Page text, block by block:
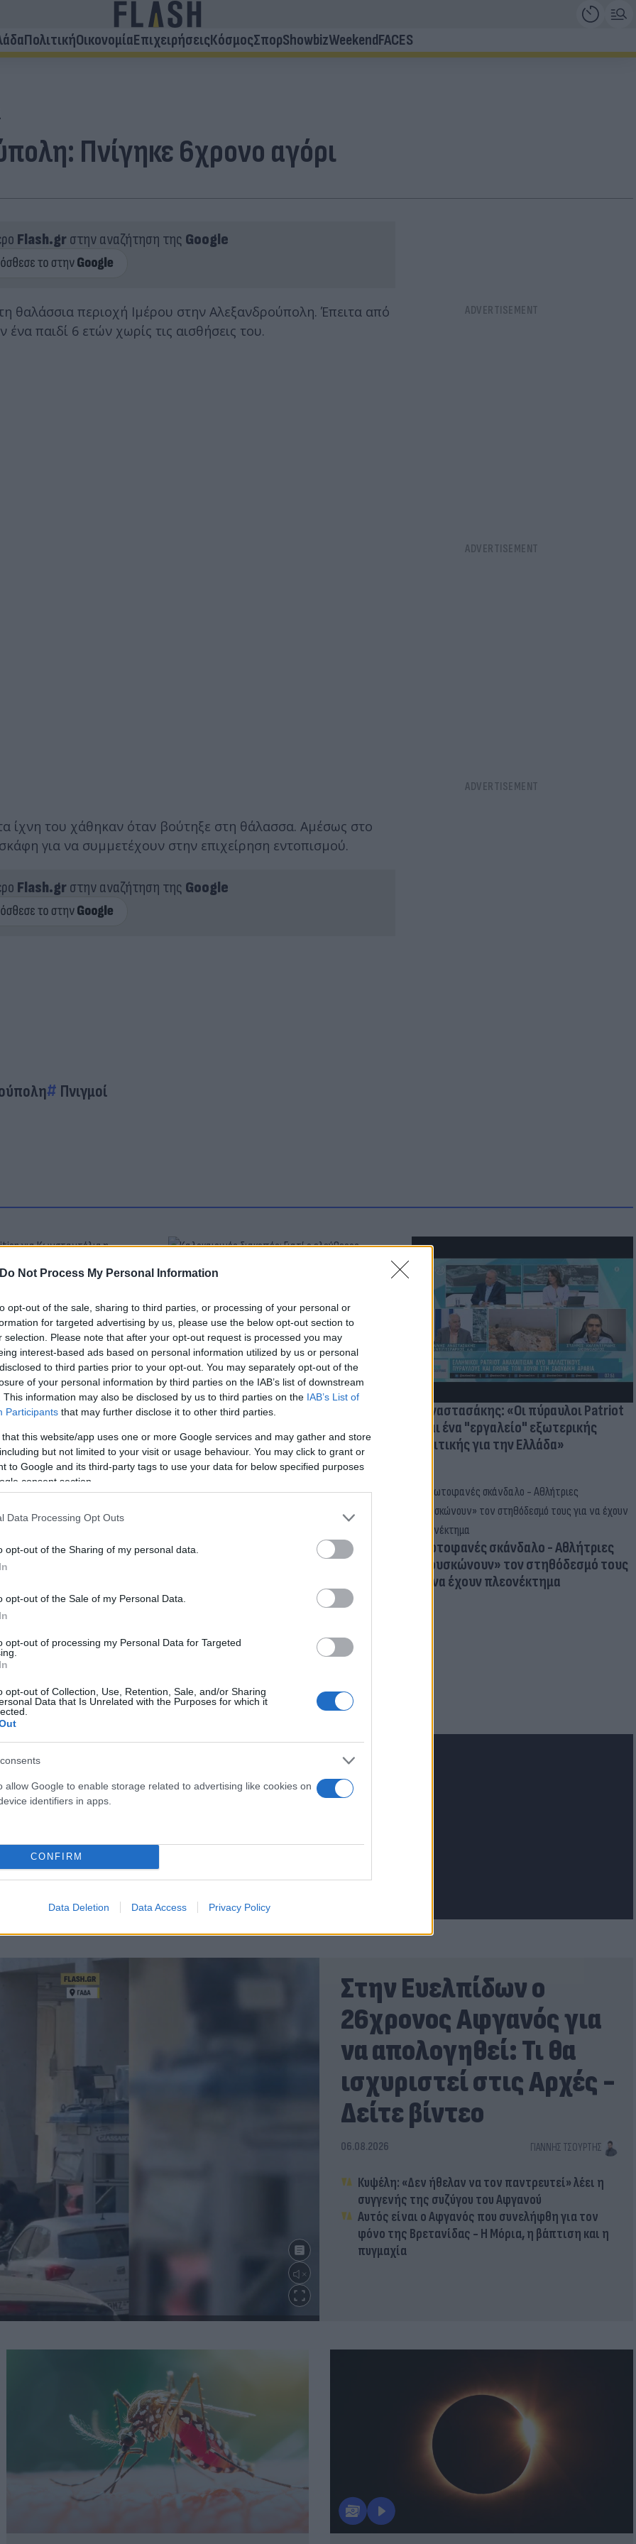
Do Not Process My Personal Information
opt-out of the sale, sharing to third parties, or processing of your personal or
for targeted advertising by us, please use the below opt-out section to
selection. Please note that after your opt-out request is processed you may
interest-based ads based on personal information utilized by us or personal
to third parties prior to your opt-out. You may separately opt-out of the
of your personal information by third parties on the IAB’s list of downstream
This information may also be disclosed by us to third parties on the IAB’s List of
Participants that may further disclose it to other third parties.
that this website/app uses one or more Google services and may gather and store
but not limited to your visit or usage behaviour. You may click to grant or
to Google and its third-party tags to use your data for below specified purposes
consent section.
Data Processing Opt Outs
opt-out of the Sharing of my personal data.
opt-out of the Sale of my Personal Data.
opt-out of processing my Personal Data for Targeted
opt-out of Collection, Use, Retention, Sale, and/or Sharing
Data that Is Unrelated with the Purposes for which it
allow Google to enable storage related to advertising like cookies on
identifiers in apps.
CONFIRM
Data Deletion Data Access Privacy Policy
ΠολιτικήΟικονομίαΕπιχειρήσειςΚόσμοςΣπορShowbizWeekendFACES
Πνίγηκε 6χρονο αγόρι
Flash.grστην αναζήτηση της Google
θαλάσσια περιοχή Ιμέρου στην Αλεξανδρούπολη. Έπειτα από
ένα παιδί 6 ετών χωρίς τις αισθήσεις του.
ίχνη του χάθηκαν όταν βούτηξε στη θάλασσα. Αμέσως στο
για να συμμετέχουν στην επιχείρηση εντοπισμού.
Flash.grστην αναζήτηση της Google
Πνιγμοί
για Κωνσταντέλια
Καλοκαιρινές διακοπές: Γιατί ο
ελεύθερος χρόνος είναι απαραίτητος
για την ψυχική υγεία των παιδιών
Γ. Αναστασάκης: «Οι πύραυλοι Patriot
είναι ένα "εργαλείο" εξωτερικής
πολιτικής για την Ελλάδα»
για τον καρκίνο των
θεραπεία και
τον όγκο
Νέο ράλι ανόδου στα καύσιμα: Πού
αμόλυβδη και ντίζελ
Πρωτοφανές σκάνδαλο - Aθλήτριες
«φουσκώνουν» τον στηθόδεσμό τους
για να έχουν πλεονέκτημα
μην μένεις στο σκοτάδι... ακολούθησε το Flash.gr
Στην Ευελπίδων ο
26χρονος Αφγανός για
να απολογηθεί: Τι θα
ισχυριστεί στις Αρχές -
Δείτε βίντεο
06.08.2026 ΓΙΆΝΝΗΣ ΤΣΟΎΡΤΗΣ
Κυψέλη: «Δεν ήθελαν να τον παντρευτεί» λέει η
συγγενής της συζύγου του Αφγανού
Αυτός είναι ο Αφγανός που συνελήφθη για τον
φόνο της Βρετανίδας - Η Μόρια, η βάπτιση και η
πυγμαχία